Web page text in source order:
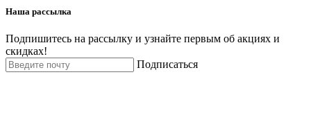
Наша рассылка
Подпишитесь на рассылку и узнайте первым об акциях и
скидках!
Подписаться